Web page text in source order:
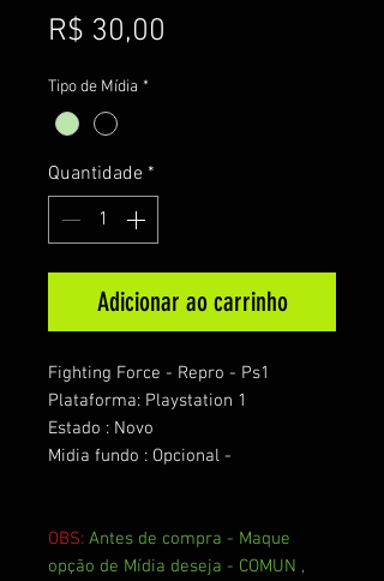
R$ 30,00
Tipo de Mídia *
Quantidade *
Adicionar ao carrinho
Fighting Force - Repro - Ps1
Plataforma: Playstation 1
Estado : Novo
Midia fundo : Opcional -
OBS: Antes de compra - Maque
opção de Mídia deseja - COMUN ,